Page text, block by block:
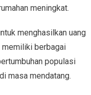
meningkat.
menghasilkan uang
berbagai
populasi
masa mendatang.